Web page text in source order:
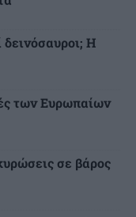
δεινόσαυροι; Η
των Ευρωπαίων
σε βάρος